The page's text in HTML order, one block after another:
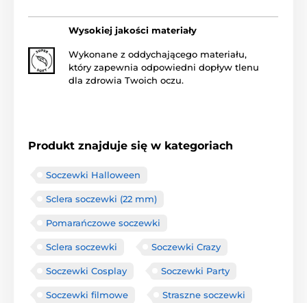
Wysokiej jakości materiały
Wykonane z oddychającego materiału,
który zapewnia odpowiedni dopływ tlenu
dla zdrowia Twoich oczu.
Produkt znajduje się w kategoriach
Soczewki Halloween
Sclera soczewki (22 mm)
Pomarańczowe soczewki
Sclera soczewki Soczewki Crazy
Soczewki Cosplay Soczewki Party
Soczewki filmowe Straszne soczewki